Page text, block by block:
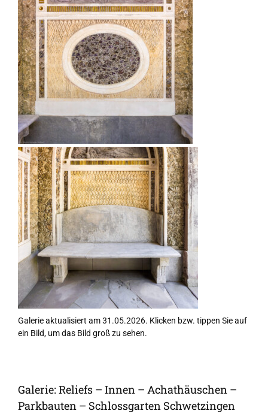
Galerie aktualisiert am 31.05.2026. Klicken bzw. tippen Sie auf
ein Bild, um das Bild groß zu sehen.
Galerie: Reliefs – Innen – Achathäuschen –
Parkbauten – Schlossgarten Schwetzingen